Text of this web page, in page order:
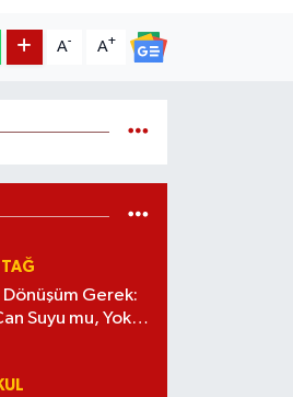
A- A+
TAĞ
Gerek:
Suyu mu, Yoksa